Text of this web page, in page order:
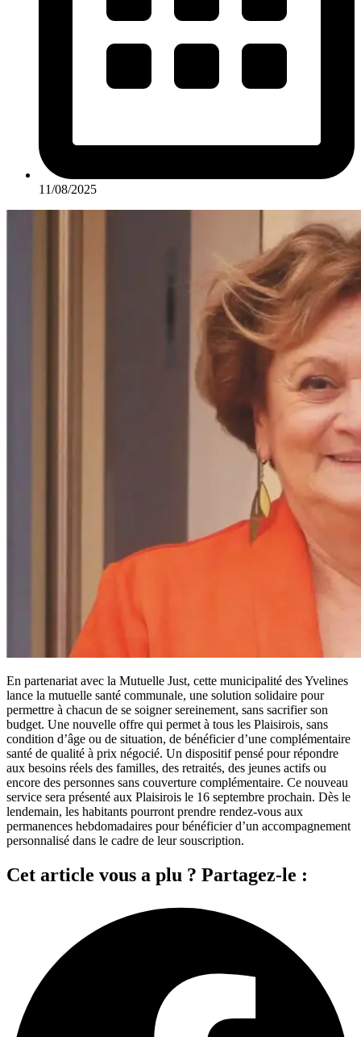
11/08/2025
En partenariat avec la Mutuelle Just, cette municipalité des Yvelines
lance la mutuelle santé communale, une solution solidaire pour
permettre à chacun de se soigner sereinement, sans sacrifier son
budget. Une nouvelle offre qui permet à tous les Plaisirois, sans
condition d’âge ou de situation, de bénéficier d’une complémentaire
santé de qualité à prix négocié. Un dispositif pensé pour répondre
aux besoins réels des familles, des retraités, des jeunes actifs ou
encore des personnes sans couverture complémentaire. Ce nouveau
service sera présenté aux Plaisirois le 16 septembre prochain. Dès le
lendemain, les habitants pourront prendre rendez-vous aux
permanences hebdomadaires pour bénéficier d’un accompagnement
personnalisé dans le cadre de leur souscription.
Cet article vous a plu ? Partagez-le :